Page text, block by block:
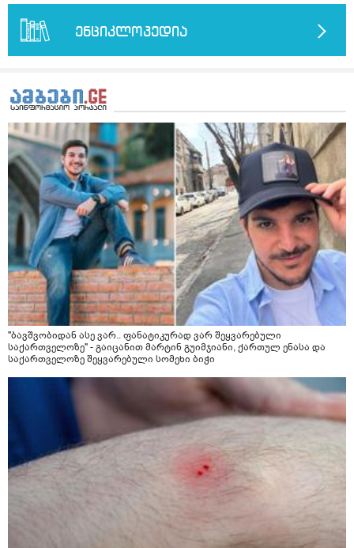
ჩავყარო ცოტა შავი პილპილი და ავადუღო თუ ჯერ რძე
ავადუღო, ცოტა გათბეს და მერე ჩავყარო კურკუმა? და
საღამოს ვახშამზე რომ მივიღო თუ შეიძლება? P.S მიზანი
არის ანთების საწინააღმდეგო,ანტიოქსიდანტური და
ენციკლოპედია
"ბავშვობიდან ასე ვარ.. ფანატიკურად ვარ შეყვარებული
საქართველოზე" - გაიცანით მარტინ გუიმჯიანი, ქართულ ენასა და
საქართველოზე შეყვარებული სომეხი ბიჭი